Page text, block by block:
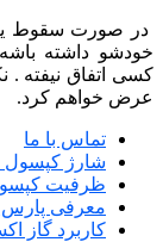
در صورت سقوط یا
خودشو داشته
کسی اتفاق نیفته .
عرض خواهم کرد.
تماس با ما
شارژ
ظرفیت
معرفی پارس
کاربرد گاز